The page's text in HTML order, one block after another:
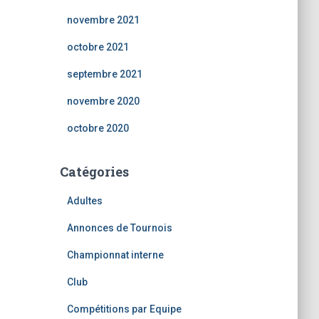
novembre 2021
octobre 2021
septembre 2021
novembre 2020
octobre 2020
Catégories
Adultes
Annonces de Tournois
Championnat interne
Club
Compétitions par Equipe